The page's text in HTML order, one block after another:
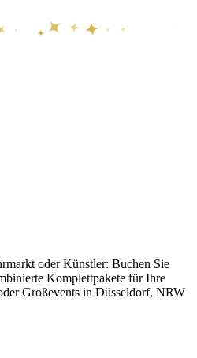
oder Künstler: Buchen Sie
Komplettpakete für Ihre
Großevents in Düsseldorf, NRW